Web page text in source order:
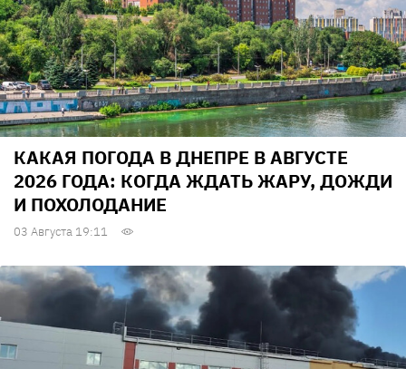
КАКАЯ ПОГОДА В ДНЕПРЕ В АВГУСТЕ
2026 ГОДА: КОГДА ЖДАТЬ ЖАРУ, ДОЖДИ
И ПОХОЛОДАНИЕ
03 Августа 19:11